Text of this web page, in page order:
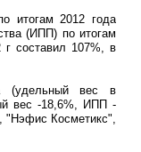
итогам 2012 года
(ИПП) по итогам
составил 107%, в
(удельный вес в
вес -18,6%, ИПП -
"Нэфис Косметикс",